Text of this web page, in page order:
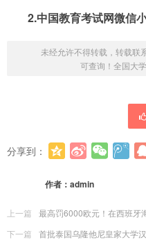
2.中国教育考试网微信
未经允许不得转载，转载联
可查询！全国大
分享到：
作者： admin
上一篇
最高罚6000欧元！在西班牙
下一篇
首批泰国乌隆他尼皇家大学